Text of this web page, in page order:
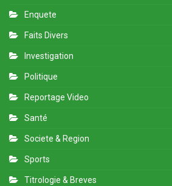
Enquete
Faits Divers
Investigation
Politique
Reportage Video
Santé
Societe & Region
Sports
Titrologie & Breves